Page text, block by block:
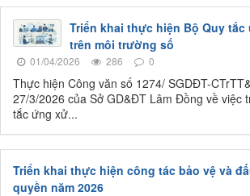
Triển khai thực hiện Bộ Quy
trên môi trường số
01/04/2026 286 0
Thực hiện Công văn số 1274/ SGDĐT-
27/3/2026 của Sở GD&ĐT Lâm Đồng về việc
tắc ứng xử...
Triển khai thực hiện công tác bảo vệ và
quyền năm 2026